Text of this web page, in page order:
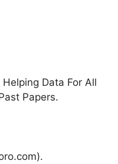
Data For All
Papers.